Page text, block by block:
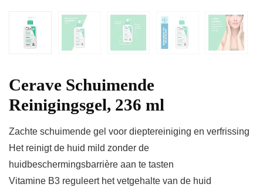
Cerave Schuimende
Reinigingsgel, 236 ml
Zachte schuimende gel voor dieptereiniging en verfrissing
Het reinigt de huid mild zonder de
huidbeschermingsbarrière aan te tasten
Vitamine B3 reguleert het vetgehalte van de huid